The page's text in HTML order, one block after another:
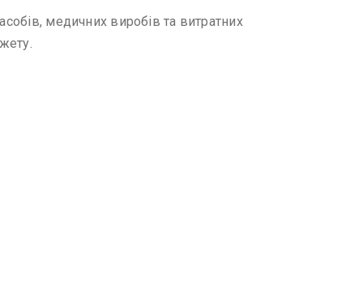
медичних виробів та витратних